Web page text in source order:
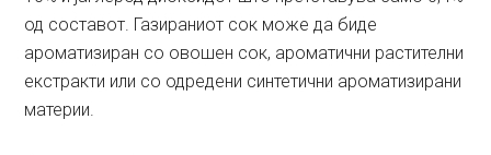
од составот. Газираниот сок може да биде
ароматизиран со овошен сок, ароматични растителни
екстракти или со одредени синтетични ароматизирани
материи.